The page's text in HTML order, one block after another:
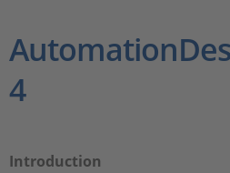
Magazine
4
Introduction